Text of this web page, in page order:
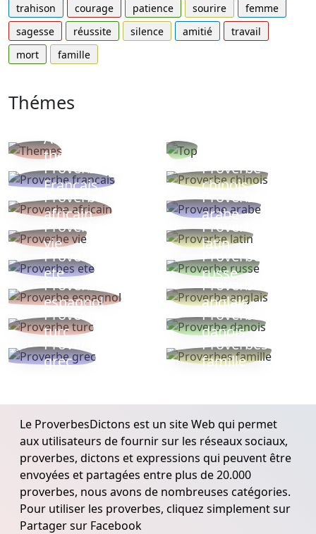
trahison
courage patience sourire
femme
sagesse
réussite silence amitié
travail
mort
famille
Thémes
Autres
thèmes
Proverbe
Français
Proverbe
chinois
Proverbe
africain
Proverbe
arabe
Proverbe
vie
Proverbe
latin
Proverbes
ete
Proverbe
russe
Proverbe
espagnol
Proverbe
anglais
Proverbe
turc
Proverbe
danois
Proverbe
grec
Proverbes
famille
Le ProverbesDictons est un site Web qui permet
aux utilisateurs de fournir sur les réseaux sociaux,
proverbes, dictons et expressions qui peuvent être
envoyées et partagées entre plus de 20.000
proverbes, nous avons de nombreuses catégories.
Pour utiliser les proverbes, cliquez simplement sur
Partager sur Facebook